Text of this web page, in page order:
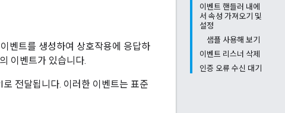
이벤트 핸들러 내에
서 속성 가져오기 및
설정
샘플 사용해 보기
이벤트 리스너 삭제
인증 오류 수신 대기
벤트를 생성하여 상호작용에 응답하
이벤트가 있습니다.
전달됩니다. 이러한 이벤트는 표준